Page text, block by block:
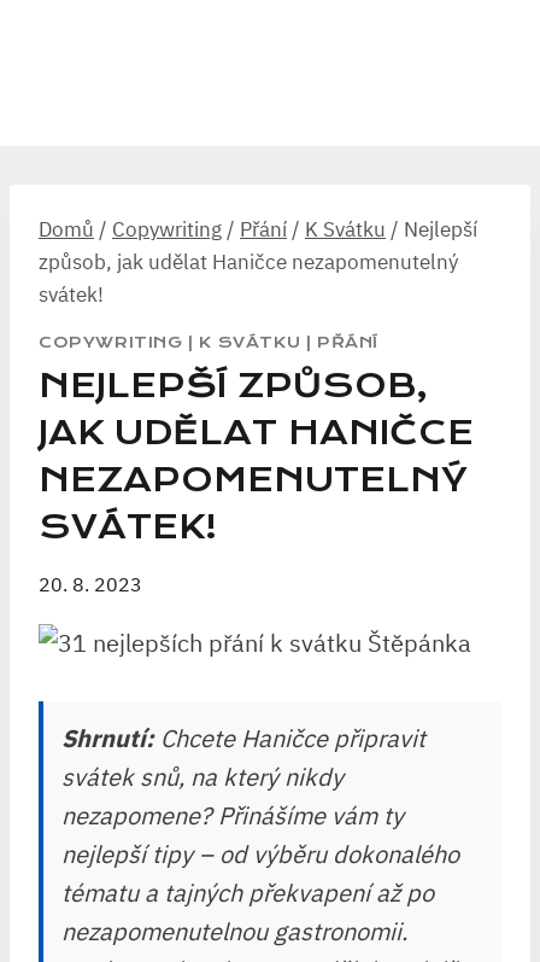
Domů / Copywriting / Přání / K Svátku / Nejlepší
způsob, jak udělat Haničce nezapomenutelný
svátek!
COPYWRITING K SVÁTKU PŘÁNÍ
NEJLEPŠÍ ZPŮSOB,
JAK UDĚLAT HANIČCE
NEZAPOMENUTELNÝ
SVÁTEK!
20. 8. 2023
Shrnutí:Chcete Haničce připravit
svátek snů, na který nikdy
nezapomene? Přinášíme vám ty
nejlepší tipy – od výběru dokonalého
tématu a tajných překvapení až po
nezapomenutelnou gastronomii.